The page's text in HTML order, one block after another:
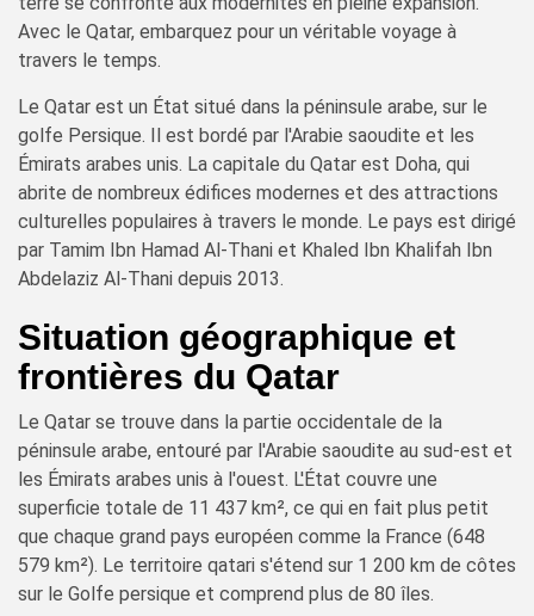
Avec le Qatar, embarquez pour un véritable voyage à
travers le temps.
Le Qatar est un État situé dans la péninsule arabe, sur le
golfe Persique. Il est bordé par l'Arabie saoudite et les
Émirats arabes unis. La capitale du Qatar est Doha, qui
abrite de nombreux édifices modernes et des attractions
culturelles populaires à travers le monde. Le pays est dirigé
par Tamim Ibn Hamad Al-Thani et Khaled Ibn Khalifah Ibn
Abdelaziz Al-Thani depuis 2013.
Situation géographique et
frontières du Qatar
Le Qatar se trouve dans la partie occidentale de la
péninsule arabe, entouré par l'Arabie saoudite au sud-est et
les Émirats arabes unis à l'ouest. L'État couvre une
superficie totale de 11 437 km², ce qui en fait plus petit
que chaque grand pays européen comme la France (648
579 km²). Le territoire qatari s'étend sur 1 200 km de côtes
sur le Golfe persique et comprend plus de 80 îles.